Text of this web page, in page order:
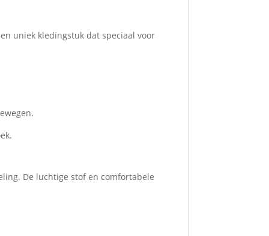
uniek kledingstuk dat speciaal voor
De luchtige stof en comfortabele